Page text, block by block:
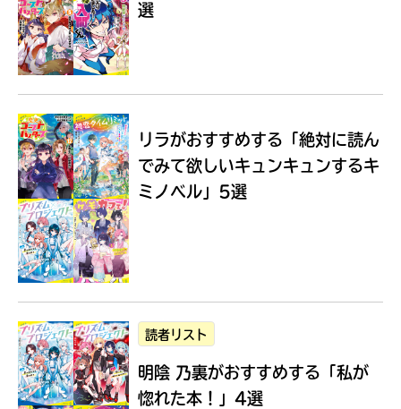
Loading...
選
リラがおすすめする 「絶対に読ん
でみて欲しいキュンキュンするキ
ミノベル」5選
読者リスト
明陰 乃裏がおすすめする 「私が
惚れた本！」4選
に
エ